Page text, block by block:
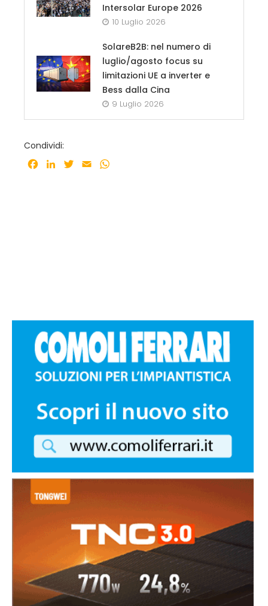
Intersolar Europe 2026
10 Luglio 2026
SolareB2B: nel numero di
luglio/agosto focus su
limitazioni UE a inverter e
Bess dalla Cina
9 Luglio 2026
Condividi:
Facebook
LinkedInTwitter
Email